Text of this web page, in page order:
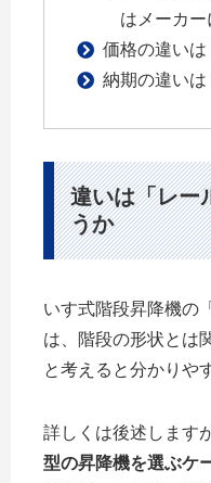
はメーカ
価格の違いは
納期の違いは
違いは「レー
うか
いす式階段昇降機の
は、階段の形状とは
と考えると分かりや
詳しくは後述します
型の昇降機を選ぶケ